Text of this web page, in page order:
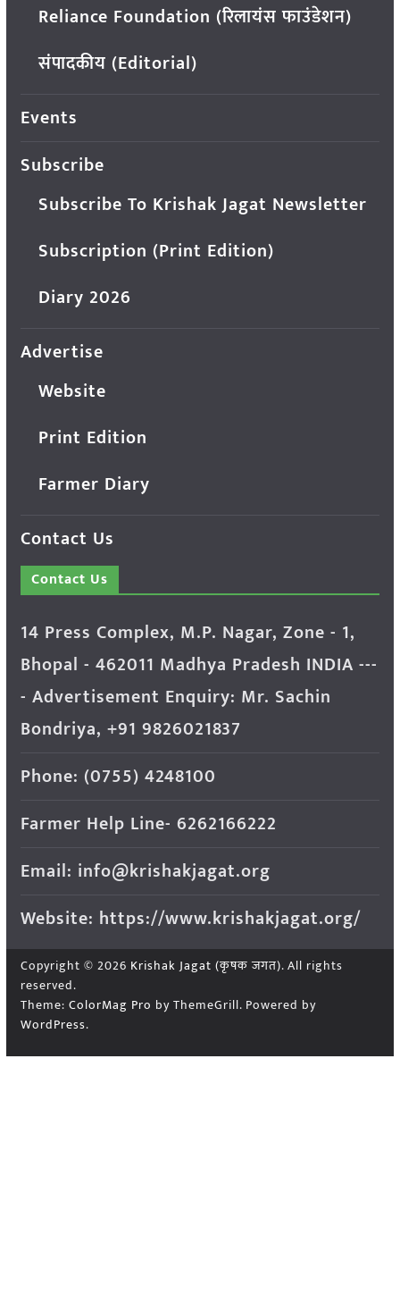
Reliance Foundation (रिलायंस फाउंडेशन)
संपादकीय (Editorial)
Events
Subscribe
Subscribe To Krishak Jagat Newsletter
Subscription (Print Edition)
Diary 2026
Advertise
Website
Print Edition
Farmer Diary
Contact Us
Contact Us
14 Press Complex, M.P. Nagar, Zone - 1,
Bhopal - 462011 Madhya Pradesh INDIA ---
- Advertisement Enquiry: Mr. Sachin
Bondriya, +91 9826021837
Phone: (0755) 4248100
Farmer Help Line- 6262166222
Email: info@krishakjagat.org
Website: https://www.krishakjagat.org/
Copyright © 2026 Krishak Jagat (कृषक जगत). All rights
reserved.
Theme: ColorMag Pro by ThemeGrill. Powered by
WordPress.